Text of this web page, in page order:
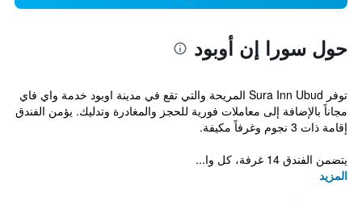
حول سورا إن أوبود
توفر Sura Inn Ubud المريحة والتي تقع في مدينة اوبود خدمة واي فاي
مجاناً بالإضافة إلى معاملات فورية للحجز والمغادرة وتدليك. يؤمن الفندق
إقامة ذات 3 نجوم وغرفاً مكيفة.
يتضمن الفندق 14 غرفة، كل وا...
المزيد